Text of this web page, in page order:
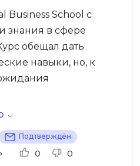
и
создало
Сертификат об
бонусом.
обучение в этой
погрузиться в
темы.
Business School с
знания в сфере
обещал дать
навыки, но, к
были
что
и актуальности.
Подтверждён
0 0